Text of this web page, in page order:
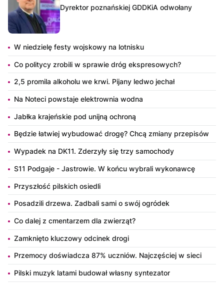
Dyrektor poznańskiej GDDKiA odwołany
W niedzielę festy wojskowy na lotnisku
Co politycy zrobili w sprawie dróg ekspresowych?
2,5 promila alkoholu we krwi. Pijany ledwo jechał
Na Noteci powstaje elektrownia wodna
Jabłka krajeńskie pod unijną ochroną
Będzie łatwiej wybudować drogę? Chcą zmiany przepisów
Wypadek na DK11. Zderzyły się trzy samochody
S11 Podgaje - Jastrowie. W końcu wybrali wykonawcę
Przyszłość pilskich osiedli
Posadzili drzewa. Zadbali sami o swój ogródek
Co dalej z cmentarzem dla zwierząt?
Zamknięto kluczowy odcinek drogi
Przemocy doświadcza 87% uczniów. Najczęściej w sieci
Pilski muzyk latami budował własny syntezator